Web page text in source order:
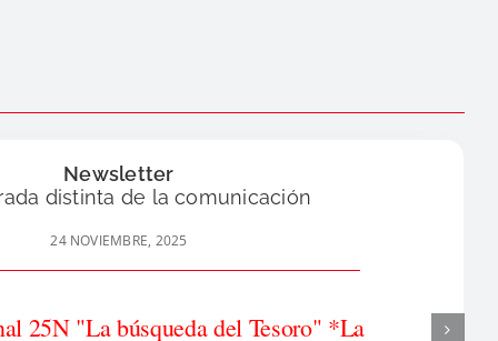
Newsletter
distinta de la comunicación
24 NOVIEMBRE, 2025
25N "La búsqueda del Tesoro" *La